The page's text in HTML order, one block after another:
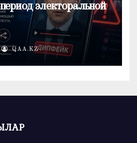
электоральной
QAA.KZ